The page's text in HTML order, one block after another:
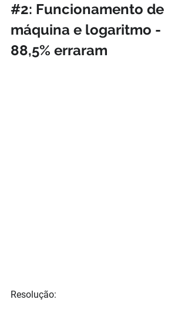
#2: Funcionamento de
máquina e logaritmo -
88,5% erraram
Resolução: